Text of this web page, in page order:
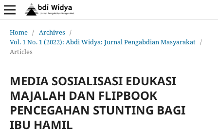
Home / Archives /
Vol. 1 No. 1 (2022): Abdi Widya: Jurnal Pengabdian Masyarakat /
Articles
MEDIA SOSIALISASI EDUKASI
MAJALAH DAN FLIPBOOK
PENCEGAHAN STUNTING BAGI
IBU HAMIL